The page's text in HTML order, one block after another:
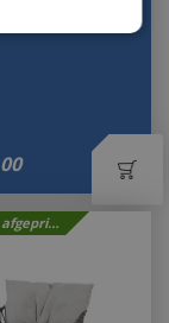
00
Met 10% afgeprijsd